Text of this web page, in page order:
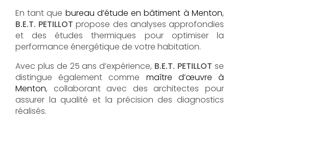
En tant que bureau d’étude en bâtiment à Menton,
B.E.T. PETILLOT propose des analyses approfondies
et des études thermiques pour optimiser la
performance énergétique de votre habitation.
Avec plus de 25 ans d’expérience, B.E.T. PETILLOT se
distingue également comme maître d’œuvre à
Menton, collaborant avec des architectes pour
assurer la qualité et la précision des diagnostics
réalisés.